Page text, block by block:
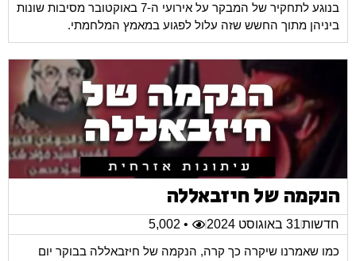
בנוגע לתחקיר של המבקר על אירועי ה-7 באוקטובר מסיבות שונות
ביניהן מתוך החשש שזה עלול לפגוע במאמץ המלחמתי.
הנקמה של חיזבאללה
חדשות31 באוגוסט 2024
• 5,002
כמו שאמרנו שיקרה כך קרה, הנקמה של חיזבאללה בבוקר יום